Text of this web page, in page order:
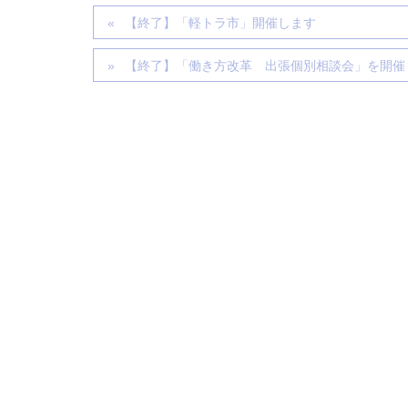
【終了】「軽トラ市」開催します
【終了】「働き方改革 出張個別相談会」を開